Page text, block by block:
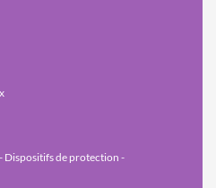
Dispositifs de protection -